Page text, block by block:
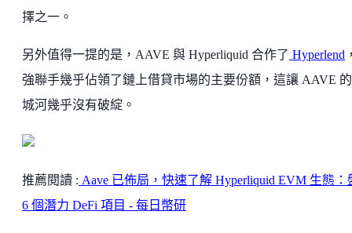
擇之一。
另外值得一提的是，AAVE 與 Hyperliquid 合作了 Hyperlend
強聯手幾乎佔領了鏈上借貸市場的主要份額，這讓 AAVE
城河幾乎沒有破綻。
推薦閱讀 : Aave 已佈局，快速了解 Hyperliquid EVM 生態：
6 個潛力 DeFi 項目 - 每日幣研